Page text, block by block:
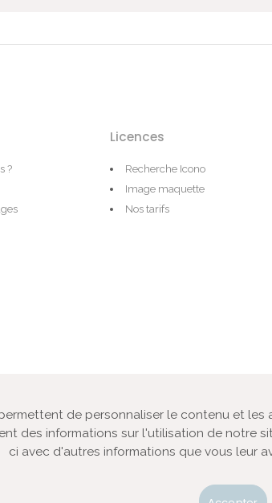
?
Licences
Recherche Icono
Image maquette
Nos tarifs
« Banque
Agence-photo dédiée à la vente de licences de droits
de personnaliser le contenu et
des informations sur l'utilisation de notre
ci avec d'autres informations que vous leur